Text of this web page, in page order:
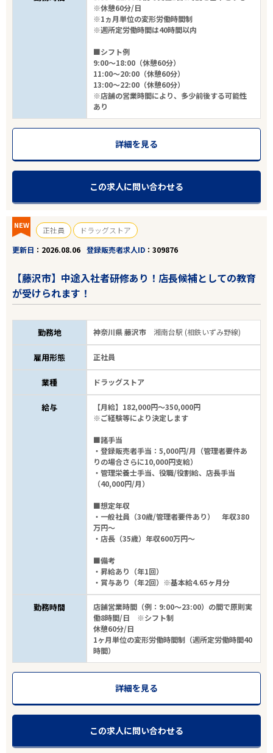
※休憩60分/日
※1ヵ月単位の変形労働時間制
※週所定労働時間は40時間以内
■シフト例
9:00～18:00（休憩60分）
11:00～20:00（休憩60分）
13:00～22:00（休憩60分）
※店舗の営業時間により、多少前後する可能性
あり
詳細を見る
この求人に問い合わせる
NEW 正社員
ドラッグストア
更新日
2026.08.06 登録販売者求人ID 309876
【藤沢市】中途入社者研修あり！店長候補としての教育
が受けられます！
勤務地 神奈川県 藤沢市 湘南台駅 (相鉄いずみ野線)
雇用形態 正社員
業種 ドラッグストア
給与
【月給】182,000円～350,000円
※ご経験等により決定します
■諸手当
・登録販売者手当：5,000円/月（管理者要件あ
りの場合さらに10,000円支給）
・管理栄養士手当、役職/役割給、店長手当
（40,000円/月）
■想定年収
・一般社員（30歳/管理者要件あり） 年収380
万円～
・店長（35歳）年収600万円～
■備考
・昇給あり（年1回）
・賞与あり（年2回）※基本給4.65ヶ月分
勤務時間
店舗営業時間（例：9:00～23:00）の間で原則実
働8時間/日 ※シフト制
休憩60分/日
1ヶ月単位の変形労働時間制（週所定労働時間40
時間）
詳細を見る
この求人に問い合わせる